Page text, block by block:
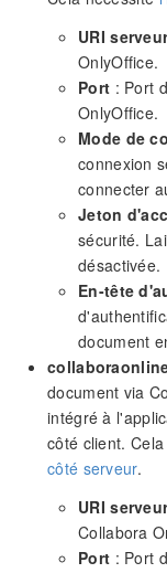
URI
OnlyOffice.
Port : Port
OnlyOffice.
Mode de
connexion
connecter
Jeton
sécurité.
désactivée.
En-tête
document
document via
intégré à
côté client.
côté serveur.
URI
Collabora
Port : Port